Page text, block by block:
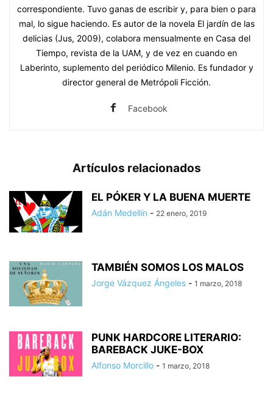
correspondiente. Tuvo ganas de escribir y, para bien o para
mal, lo sigue haciendo. Es autor de la novela El jardín de las
delicias (Jus, 2009), colabora mensualmente en Casa del
Tiempo, revista de la UAM, y de vez en cuando en
Laberinto, suplemento del periódico Milenio. Es fundador y
director general de Metrópoli Ficción.
Facebook
Artículos relacionados
EL PÓKER Y LA BUENA MUERTE
Adán Medellín - 22 enero, 2019
TAMBIÉN SOMOS LOS MALOS
Jorge Vázquez Ángeles - 1 marzo, 2018
PUNK HARDCORE LITERARIO:
BAREBACK JUKE-BOX
Alfonso Morcillo - 1 marzo, 2018